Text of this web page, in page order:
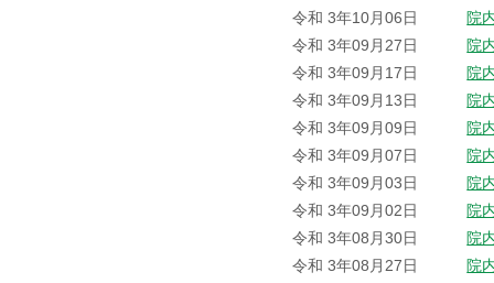
令和 3年10月06日
院
令和 3年09月27日
院
令和 3年09月17日
院
令和 3年09月13日
院
令和 3年09月09日
院
令和 3年09月07日
院
令和 3年09月03日
院
令和 3年09月02日
院
令和 3年08月30日
院
令和 3年08月27日
院